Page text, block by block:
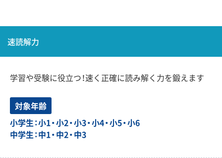
速読解力
学習や受験に役立つ！速く正確に読み解く力を鍛えます
対象年齢
小学生：小1・小2・小3・小4・小5・小6
中学生：中1・中2・中3